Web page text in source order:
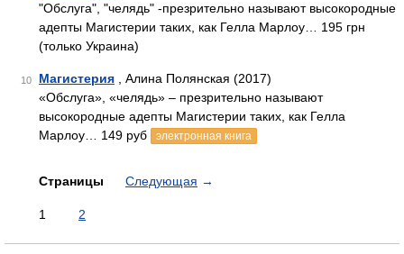
"Обслуга", "челядь" -презрительно называют высокородные
адепты Магистерии таких, как Гелла Марлоу… 195 грн
(только Украина)
10 Магистерия , Алина Полянская (2017)
«Обслуга», «челядь» – презрительно называют
высокородные адепты Магистерии таких, как Гелла
Марлоу… 149 руб
электронная книга
Страницы Следующая →
1 2